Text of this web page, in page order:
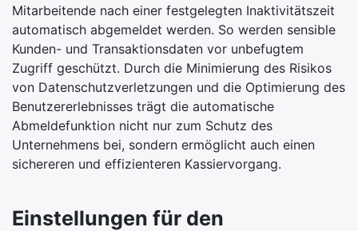
Mitarbeitende nach einer festgelegten Inaktivitätszeit
automatisch abgemeldet werden. So werden sensible
Kunden- und Transaktionsdaten vor unbefugtem
Zugriff geschützt. Durch die Minimierung des Risikos
von Datenschutzverletzungen und die Optimierung des
Benutzererlebnisses trägt die automatische
Abmeldefunktion nicht nur zum Schutz des
Unternehmens bei, sondern ermöglicht auch einen
sichereren und effizienteren Kassiervorgang.
Einstellungen für den